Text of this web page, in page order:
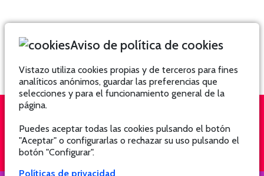
QUIÉNES SOMOS
Aviso de política de cookies
Vistazo utiliza cookies propias y de terceros para fines
analíticos anónimos, guardar las preferencias que
selecciones y para el funcionamiento general de la
página.
Puedes aceptar todas las cookies pulsando el botón
"Aceptar" o configurarlas o rechazar su uso pulsando el
botón "Configurar".
Políticas de privacidad